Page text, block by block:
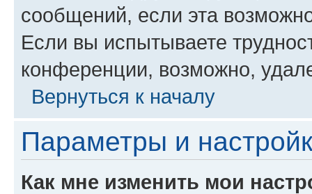
сообщений, если эта
Если вы испытываете
конференции, возможно,
Вернуться к началу
Параметры и
Как мне изменить мои